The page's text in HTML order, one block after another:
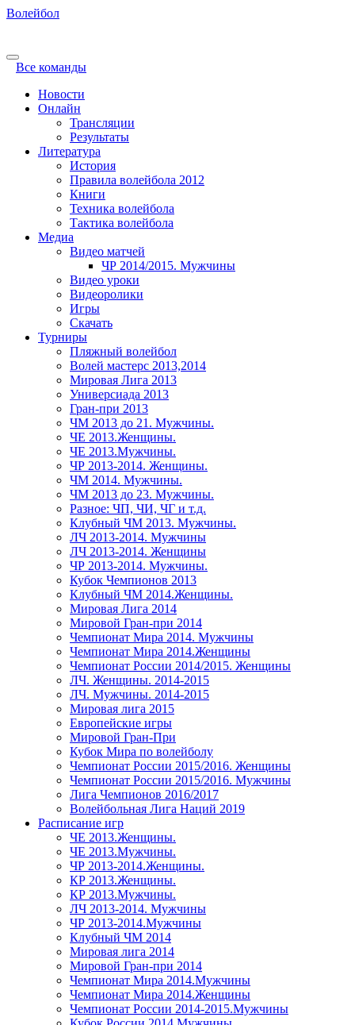
Волейбол
Все команды
Новости
Онлайн
Трансляции
Результаты
Литература
История
Правила волейбола 2012
Книги
Техника волейбола
Тактика волейбола
Медиа
Видео матчей
ЧР 2014/2015. Мужчины
Видео уроки
Видеоролики
Игры
Скачать
Турниры
Пляжный волейбол
Волей мастерс 2013,2014
Мировая Лига 2013
Универсиада 2013
Гран-при 2013
ЧМ 2013 до 21. Мужчины.
ЧЕ 2013.Женщины.
ЧЕ 2013.Мужчины.
ЧР 2013-2014. Женщины.
ЧМ 2014. Мужчины.
ЧМ 2013 до 23. Мужчины.
Разное: ЧП, ЧИ, ЧГ и т.д.
Клубный ЧМ 2013. Мужчины.
ЛЧ 2013-2014. Мужчины
ЛЧ 2013-2014. Женщины
ЧР 2013-2014. Мужчины.
Кубок Чемпионов 2013
Клубный ЧМ 2014.Женщины.
Мировая Лига 2014
Мировой Гран-при 2014
Чемпионат Мира 2014. Мужчины
Чемпионат Мира 2014.Женщины
Чемпионат России 2014/2015. Женщины
ЛЧ. Женщины. 2014-2015
ЛЧ. Мужчины. 2014-2015
Мировая лига 2015
Европейские игры
Мировой Гран-При
Кубок Мира по волейболу
Чемпионат России 2015/2016. Женщины
Чемпионат России 2015/2016. Мужчины
Лига Чемпионов 2016/2017
Волейбольная Лига Наций 2019
Расписание игр
ЧЕ 2013.Женщины.
ЧЕ 2013.Мужчины.
ЧР 2013-2014.Женщины.
КР 2013.Женщины.
КР 2013.Мужчины.
ЛЧ 2013-2014. Мужчины
ЧР 2013-2014.Мужчины
Клубный ЧМ 2014
Мировая лига 2014
Мировой Гран-при 2014
Чемпионат Мира 2014.Мужчины
Чемпионат Мира 2014.Женщины
Чемпионат России 2014-2015.Мужчины